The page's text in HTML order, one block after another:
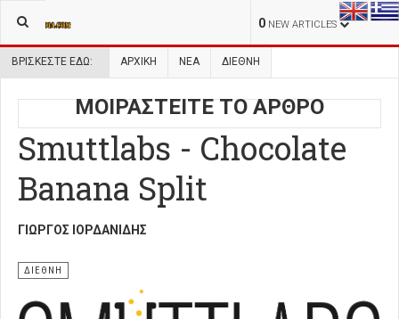
0 NEW ARTICLES
ΒΡΊΣΚΕΣΤΕ ΕΔΏ: ΑΡΧΙΚΉ ΝΕΑ ΔΙΕΘΝΗ
ΜΟΙΡΑΣΤΕΙΤΕ ΤΟ ΑΡΘΡΟ
Smuttlabs - Chocolate
Banana Split
ΓΙΏΡΓΟΣ ΙΟΡΔΑΝΊΔΗΣ
ΔΙΕΘΝΗ